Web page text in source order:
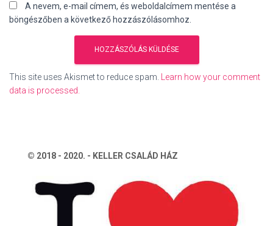
A nevem, e-mail címem, és weboldalcímem mentése a
böngészőben a következő hozzászólásomhoz.
This site uses Akismet to reduce spam.
Learn how your comment
data is processed.
© 2018 - 2020. - KELLER CSALÁD HÁZ